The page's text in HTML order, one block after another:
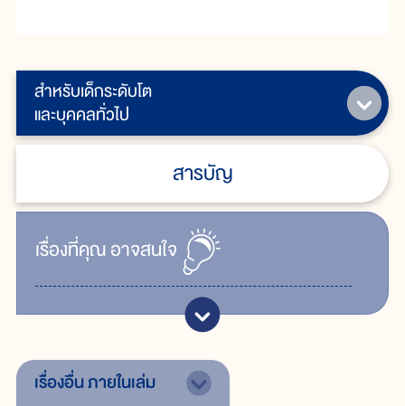
สำหรับเด็กระดับโต
และบุคคลทั่วไป
สารบัญ
เรื่ิองที่คุณอาจสนใจ
เรื่องอื่นภายในเล่ม